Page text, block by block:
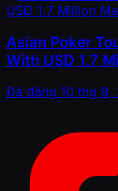
Asian Poker
With USD 1.7
Đã đăng 10 thg 9,